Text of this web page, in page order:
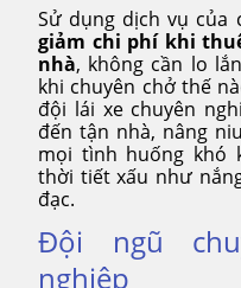
Sử dụng dịch vụ của
giảm chi phí khi
nhà, không cần lo
khi chuyên chở thế
đội lái xe chuyên
đến tận nhà, nâng
mọi tình huống khó
thời tiết xấu như
đạc.
Đội ngũ
nghiệp